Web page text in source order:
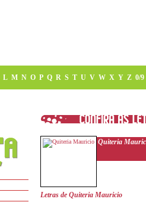
L M N O P Q R S T U V W X Y Z 0/9
Quiteria
Letras de Quiteria Mauricio